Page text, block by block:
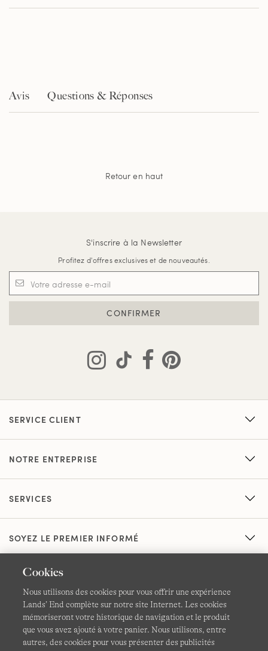
la
Avis Questions & Réponses
Retour en haut
S'inscrire à la Newsletter
Profitez d'offres exclusives et de nouveautés.
CONFIRMER
SERVICE CLIENT
NOTRE ENTREPRISE
SERVICES
SOYEZ LE PREMIER INFORMÉ
CGV Confidentialité et sécurité
Cookies
Nous utilisons des cookies pour vous offrir une expérience
Lands’ End complète sur notre site Internet. Les cookies
mémoriseront votre historique de navigation et le produit
que vous avez ajouté à votre panier. Nous utilisons, entre
autres, des cookies pour vous présenter des publicités